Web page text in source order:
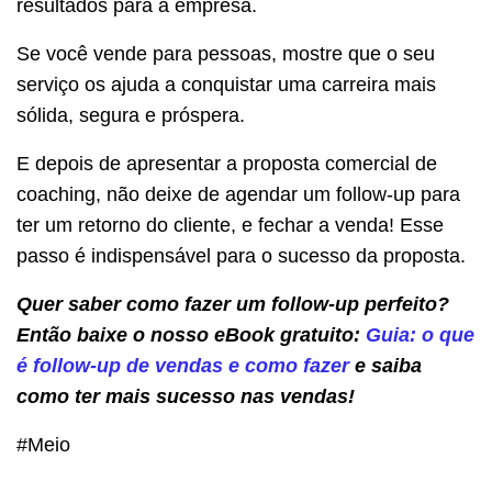
resultados para a empresa.
Se você vende para pessoas, mostre que o seu
serviço os ajuda a conquistar uma carreira mais
sólida, segura e próspera.
E depois de apresentar a proposta comercial de
coaching, não deixe de agendar um follow-up para
ter um retorno do cliente, e fechar a venda! Esse
passo é indispensável para o sucesso da proposta.
Quer saber como fazer um follow-up perfeito?
Então baixe o nosso eBook gratuito: Guia: o que
é follow-up de vendas e como fazere saiba
como ter mais sucesso nas vendas!
#Meio